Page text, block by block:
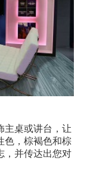
桌或讲台，让
色，棕褐色和棕
，并传达出您对